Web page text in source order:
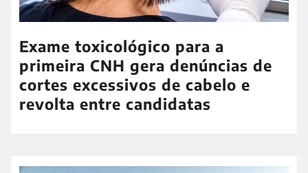
Exame toxicológico para a
primeira CNH gera denúncias de
cortes excessivos de cabelo e
revolta entre candidatas